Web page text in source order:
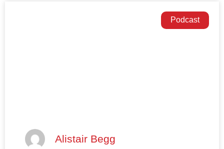
Podcast
Alistair Begg